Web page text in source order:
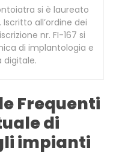
si è laureato
Iscritto all’ordine dei
nr. FI-167 si
di implantologia e
digitale.
Frequenti
di
impianti